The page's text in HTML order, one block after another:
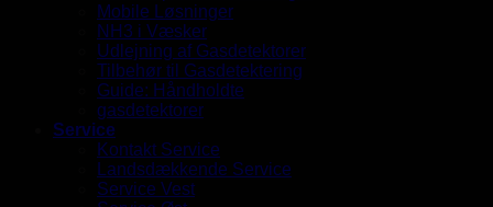
Mobile Løsninger
NH3 i Væsker
Udlejning af Gasdetektorer
Tilbehør til Gasdetektering
Guide: Håndholdte
gasdetektorer
Service
Kontakt Service
Landsdækkende Service
Service Vest